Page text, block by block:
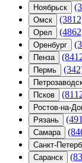
Ноябрьск
Омск
Орел
Оренбург
Пенза
Пермь
Псков
Ростов-на-
Рязань
Самара
Санкт-
Саранск